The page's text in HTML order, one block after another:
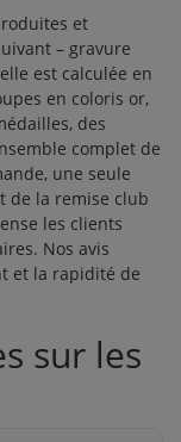
et
– gravure
est calculée en
en coloris or,
, des
complet de
une seule
de la remise club
les clients
Nos avis
et la rapidité de
sur les